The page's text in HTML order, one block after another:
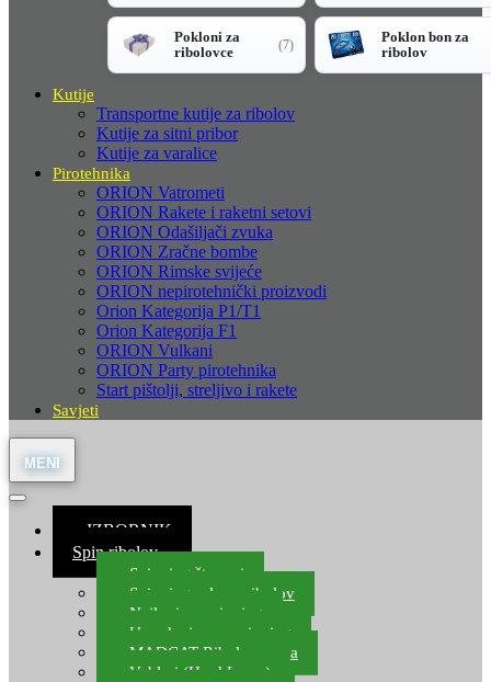
Pokloni za
ribolovce
(7)
Poklon bon za
ribolov
Kutije
Transportne kutije za ribolov
Kutije za sitni pribor
Kutije za varalice
Pirotehnika
ORION Vatrometi
ORION Rakete i raketni setovi
ORION Odašiljači zvuka
ORION Zračne bombe
ORION Rimske svijeće
ORION nepirotehnički proizvodi
Orion Kategorija P1/T1
Orion Kategorija F1
ORION Vulkani
ORION Party pirotehnika
Start pištolji, streljivo i rakete
Savjeti
≡ IZBORNIK
Spin ribolov
Spinning štapovi
Spinning role za ribolov
Najloni za spinning
Upredenice za spinning
MADCAT Ribolov soma
Vobleri (Hard Lures)